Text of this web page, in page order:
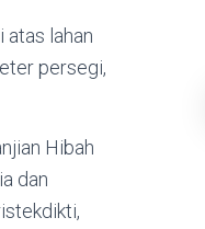
atas lahan
persegi,
Hibah
dan